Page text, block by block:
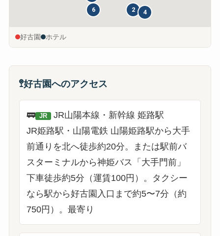
2 4
6
好古園 ホテル
🚏好古園へのアクセス
🚃 JR JR山陽本線・新幹線 姫路駅
JR姫路駅・山陽電鉄 山陽姫路駅から大手
前通りを北へ徒歩約20分。または駅前バ
スターミナルから神姫バス「大手門前」
下車徒歩約5分（運賃100円）。タクシー
なら駅から好古園入口まで約5〜7分（約
750円）。 最寄り